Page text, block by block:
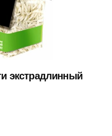
экстрадлинный